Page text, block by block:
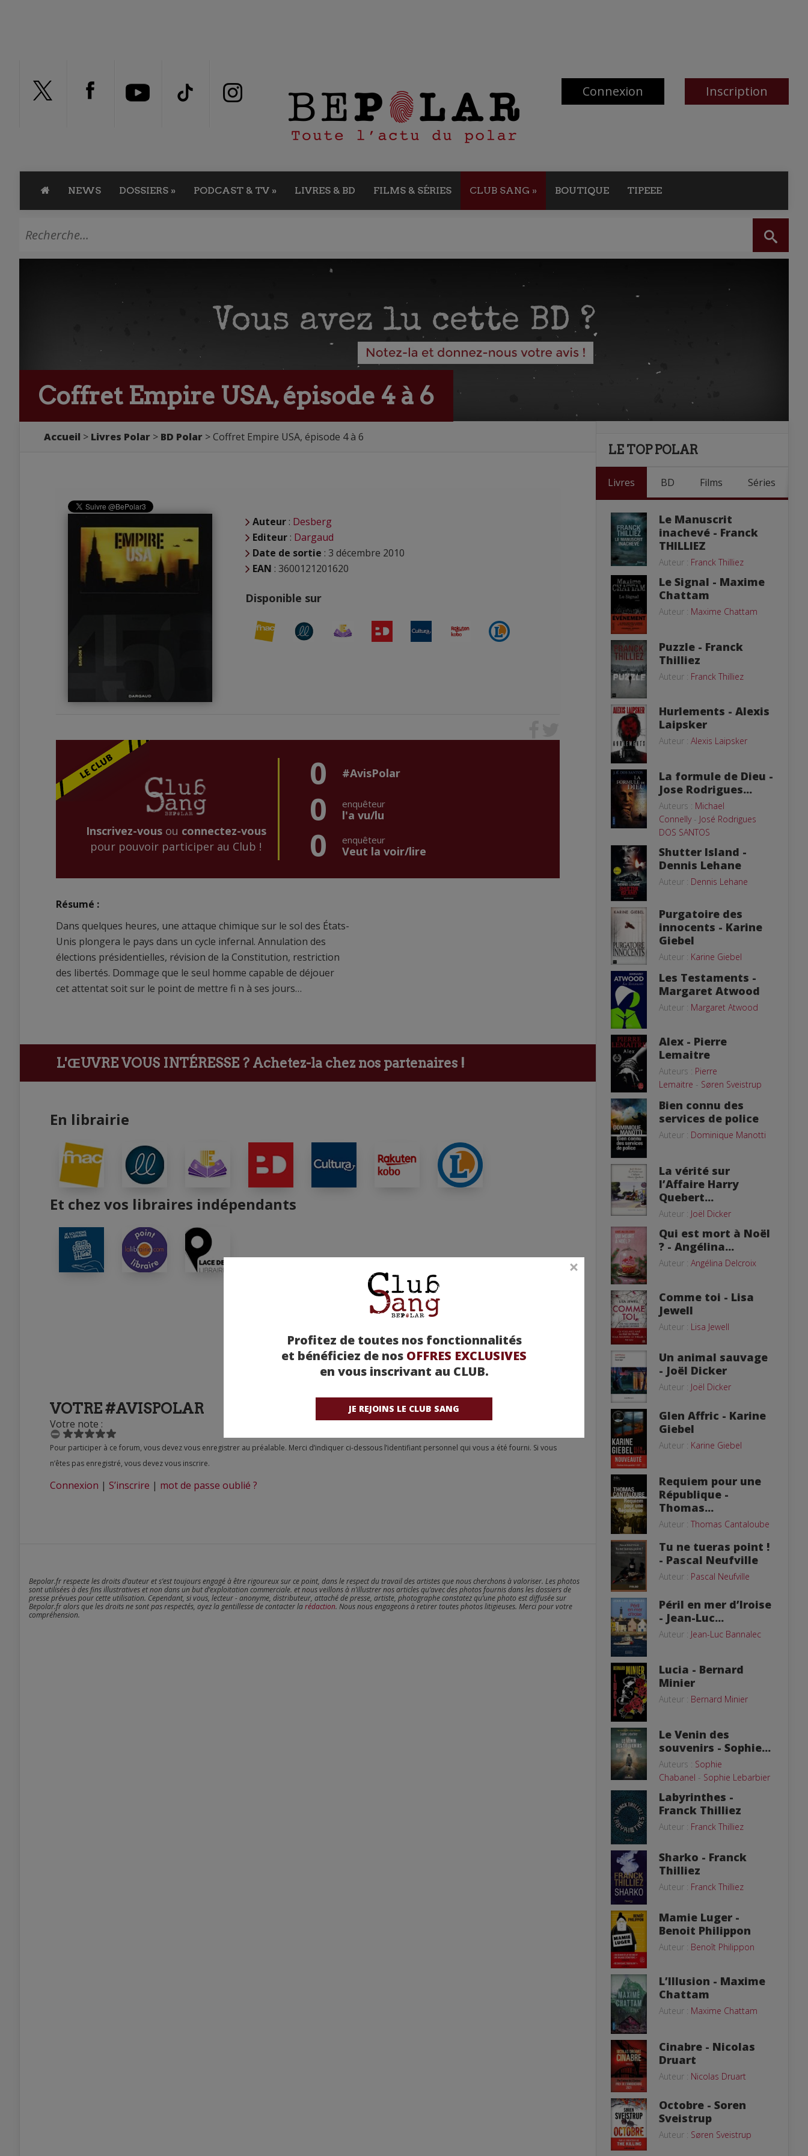
Connexion Inscription
NEWS DOSSIERS » PODCAST & TV » LIVRES & BD FILMS & SÉRIES CLUB SANG » BOUTIQUE TIPEEE
Profitez de toutes nos fonctionnalités
et bénéficiez de nos OFFRES EXCLUSIVES
en vous inscrivant au CLUB.
JE REJOINS LE CLUB SANG
Coffret Empire USA, épisode 4 à 6
Accueil Livres Polar BD Polar Coffret Empire USA, épisode 4 à 6
Auteur : Desberg
Editeur : Dargaud
Date de sortie : 3 décembre 2010
EAN : 3600121201620
Disponible sur
Inscrivez-vousou connectez-vous
pour pouvoir participer au Club !
0 #AvisPolar
0 enquêteur
l'a vu/lu
0 enquêteur
Veut la voir/lire
Résumé :
Dans quelques heures, une attaque chimique sur le sol des États-
Unis plongera le pays dans un cycle infernal. Annulation des
élections présidentielles, révision de la Constitution, restriction
des libertés. Dommage que le seul homme capable de déjouer
cet attentat soit sur le point de mettre fi n à ses jours…
L'ŒUVRE VOUS INTÉRESSE ? Achetez-la chez nos partenaires !
En librairie
Et chez vos libraires indépendants
VOTRE #AVISPOLAR
Votre note :
Pour participer à ce forum, vous devez vous enregistrer au préalable. Merci d’indiquer ci-dessous l’identifiant personnel qui vous a été fourni. Si vous
n’êtes pas enregistré, vous devez vous inscrire.
Connexion | S’inscrire | mot de passe oublié ?
Bepolar.fr respecte les droits d’auteur et s’est toujours engagé à être rigoureux sur ce point, dans le respect du travail des artistes que nous cherchons à valoriser. Les photos
sont utilisées à des fins illustratives et non dans un but d’exploitation commerciale. et nous veillons à n’illustrer nos articles qu’avec des photos fournis dans les dossiers de
presse prévues pour cette utilisation. Cependant, si vous, lecteur - anonyme, distributeur, attaché de presse, artiste, photographe constatez qu’une photo est diffusée sur
Bepolar.fr alors que les droits ne sont pas respectés, ayez la gentillesse de contacter larédaction. Nous nous engageons à retirer toutes photos litigieuses. Merci pour votre
compréhension.
LE TOP POLAR
Livres BD Films Séries
Le Manuscrit
inachevé - Franck
THILLIEZ
Auteur : Franck Thilliez
Le Signal - Maxime
Chattam
Auteur : Maxime Chattam
Puzzle - Franck
Thilliez
Auteur : Franck Thilliez
Hurlements - Alexis
Laipsker
Auteur : Alexis Laipsker
La formule de Dieu -
Jose Rodrigues...
Auteurs : Michael
Connelly- José Rodrigues
DOS SANTOS
Shutter Island -
Dennis Lehane
Auteur : Dennis Lehane
Purgatoire des
innocents - Karine
Giebel
Auteur : Karine Giebel
Les Testaments -
Margaret Atwood
Auteur : Margaret Atwood
Alex - Pierre
Lemaitre
Auteurs : Pierre
Lemaitre - Søren Sveistrup
Bien connu des
services de police
Auteur : Dominique Manotti
La vérité sur
l’Affaire Harry
Quebert...
Auteur : Joël Dicker
Qui est mort à Noël
? - Angélina...
Auteur : Angélina Delcroix
Comme toi - Lisa
Jewell
Auteur : Lisa Jewell
Un animal sauvage
- Joël Dicker
Auteur : Joël Dicker
Glen Affric - Karine
Giebel
Auteur : Karine Giebel
Requiem pour une
République -
Thomas...
Auteur : Thomas Cantaloube
Tu ne tueras point !
- Pascal Neufville
Auteur : Pascal Neufville
Péril en mer d’Iroise
- Jean-Luc...
Auteur : Jean-Luc Bannalec
Lucia - Bernard
Minier
Auteur : Bernard Minier
Le Venin des
souvenirs - Sophie...
Auteurs : Sophie
Chabanel - Sophie Lebarbier
Labyrinthes -
Franck Thilliez
Auteur : Franck Thilliez
Sharko - Franck
Thilliez
Auteur : Franck Thilliez
Mamie Luger -
Benoit Philippon
Auteur : Benoît Philippon
L’Illusion - Maxime
Chattam
Auteur : Maxime Chattam
Cinabre - Nicolas
Druart
Auteur : Nicolas Druart
Octobre - Soren
Sveistrup
Auteur : Søren Sveistrup